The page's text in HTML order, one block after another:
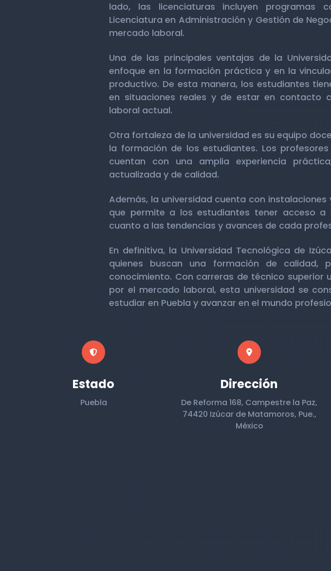
lado, las licenciaturas incluyen programas
Licenciatura en Administración y Gestión de
mercado laboral.
Una de las principales ventajas de la
enfoque en la formación práctica y en la
productivo. De esta manera, los estudiantes
en situaciones reales y de estar en contacto
laboral actual.
Otra fortaleza de la universidad es su equipo
la formación de los estudiantes. Los
cuentan con una amplia experiencia
actualizada y de calidad.
Además, la universidad cuenta con
que permite a los estudiantes tener acceso
cuanto a las tendencias y avances de cada
En definitiva, la Universidad Tecnológica de
quienes buscan una formación de calidad,
conocimiento. Con carreras de técnico
por el mercado laboral, esta universidad se
estudiar en Puebla y avanzar en el mundo
Estado
Puebla
Dirección
De Reforma 168, Campestre la Paz,
74420 Izúcar de Matamoros, Pue.,
México